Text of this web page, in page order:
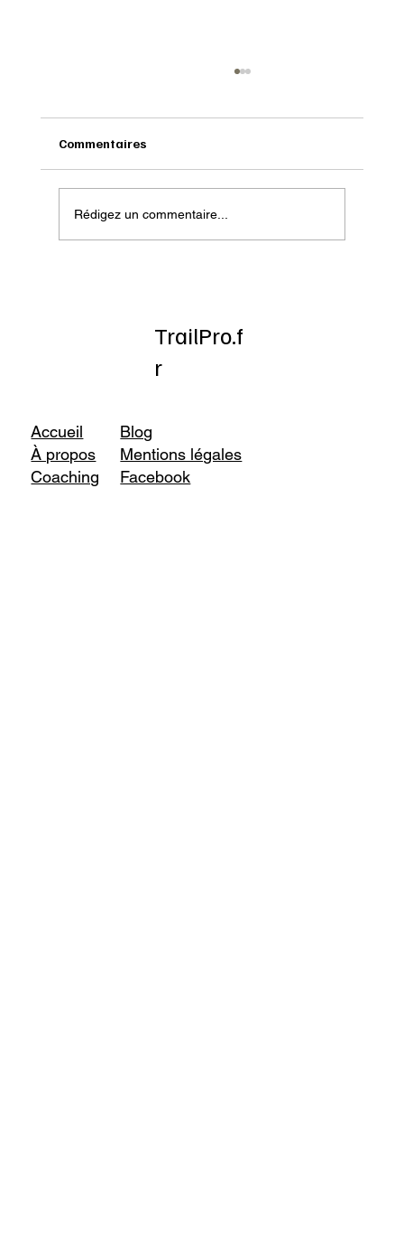
Onatera : Pour affronter l’hiver
Commentaires
Rédigez un commentaire...
TrailPro.f
r
Accueil
À propos
Coaching
Blog
Mentions légales
Facebook